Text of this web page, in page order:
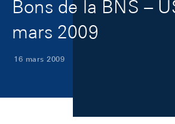
Bons de la BNS –
mars 2009
16 mars 2009